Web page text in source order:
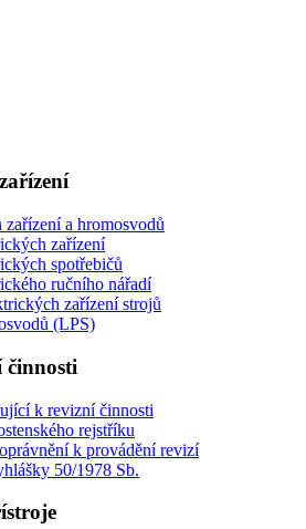
a hromosvodů
zařízení
spotřebičů
ručního nářadí
zařízení strojů
(LPS)
činnosti
k revizní činnosti
rejstříku
k provádění revizí
50/1978 Sb.